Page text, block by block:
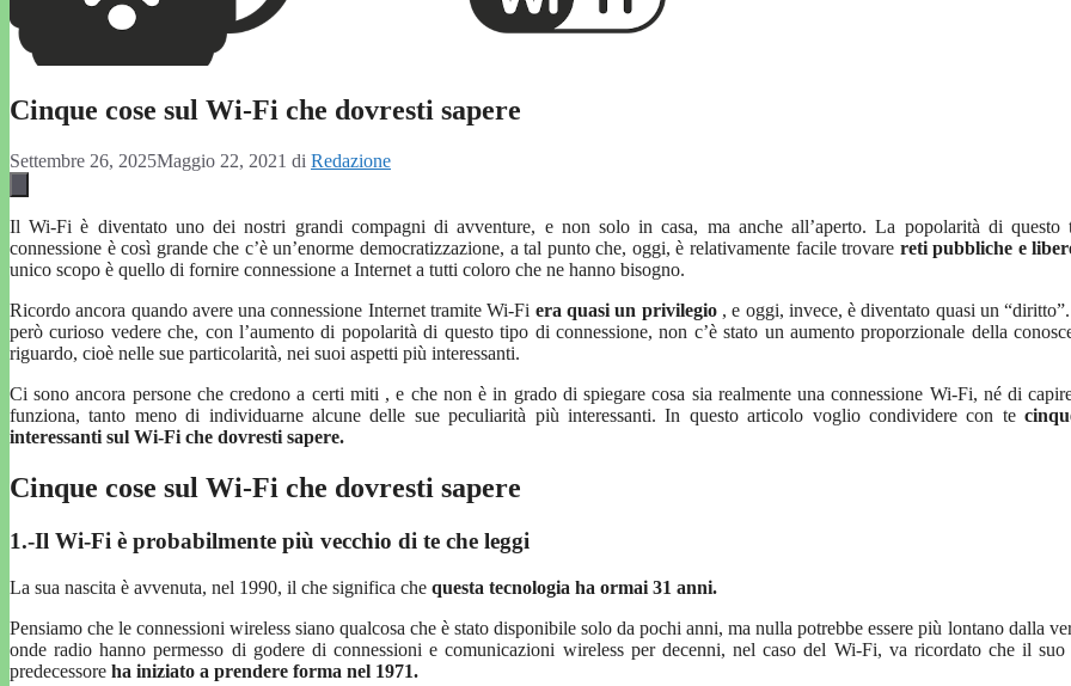
Cinque cose sul Wi-Fi che dovresti sapere
Settembre 26, 2025Maggio 22, 2021 di Redazione
Il Wi-Fi è diventato uno dei nostri grandi compagni di avventure, e non solo in casa, ma anche all’aperto. La popolarità di questo
connessione è così grande che c’è un’enorme democratizzazione, a tal punto che, oggi, è relativamente facile trovare reti pubbliche e
unico scopo è quello di fornire connessione a Internet a tutti coloro che ne hanno bisogno.
Ricordo ancora quando avere una connessione Internet tramite Wi-Fi era quasi un privilegio , e oggi, invece, è diventato quasi un
però curioso vedere che, con l’aumento di popolarità di questo tipo di connessione, non c’è stato un aumento proporzionale della
riguardo, cioè nelle sue particolarità, nei suoi aspetti più interessanti.
Ci sono ancora persone che credono a certi miti , e che non è in grado di spiegare cosa sia realmente una connessione Wi-Fi, né di
funziona, tanto meno di individuarne alcune delle sue peculiarità più interessanti. In questo articolo voglio condividere con te
interessanti sul Wi-Fi che dovresti sapere.
Cinque cose sul Wi-Fi che dovresti sapere
1.-Il Wi-Fi è probabilmente più vecchio di te che leggi
La sua nascita è avvenuta, nel 1990, il che significa che questa tecnologia ha ormai 31 anni.
Pensiamo che le connessioni wireless siano qualcosa che è stato disponibile solo da pochi anni, ma nulla potrebbe essere più lontano dalla
onde radio hanno permesso di godere di connessioni e comunicazioni wireless per decenni, nel caso del Wi-Fi, va ricordato che il suo
predecessore ha iniziato a prendere forma nel 1971.